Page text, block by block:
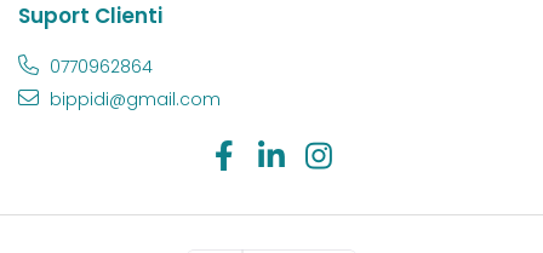
Suport Clienti
0770962864
bippidi@gmail.com